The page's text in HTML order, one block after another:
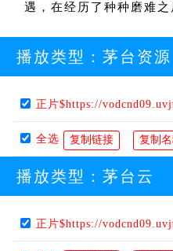
遇，在经历了种种磨难
播放类型： 茅台资源
正片$https://
全选
播放类型： 茅台云
正片$https://